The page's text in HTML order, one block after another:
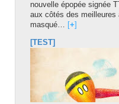
nouvelle épopée signée
aux côtés des meilleures
masqué…
+
[TEST]